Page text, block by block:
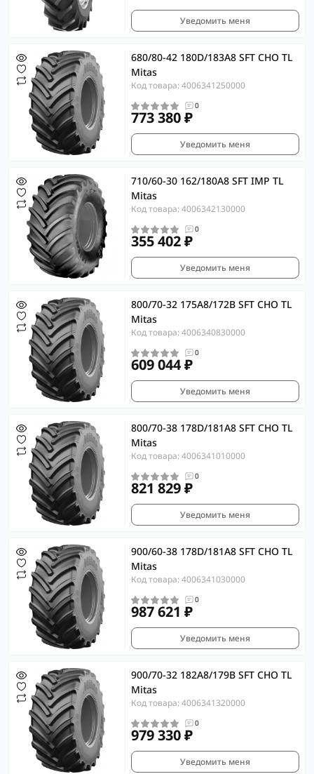
Уведомить меня
680/80-42 180D/183A8 SFT CHO TL
Mitas
Код товара: 4006341250000
0
773 380 ₽
Уведомить меня
710/60-30 162/180A8 SFT IMP TL
Mitas
Код товара: 4006342130000
0
355 402 ₽
Уведомить меня
800/70-32 175A8/172B SFT CHO TL
Mitas
Код товара: 4006340830000
0
609 044 ₽
Уведомить меня
800/70-38 178D/181A8 SFT CHO TL
Mitas
Код товара: 4006341010000
0
821 829 ₽
Уведомить меня
900/60-38 178D/181A8 SFT CHO TL
Mitas
Код товара: 4006341030000
0
987 621 ₽
Уведомить меня
900/70-32 182A8/179B SFT CHO TL
Mitas
Код товара: 4006341320000
0
979 330 ₽
Уведомить меня